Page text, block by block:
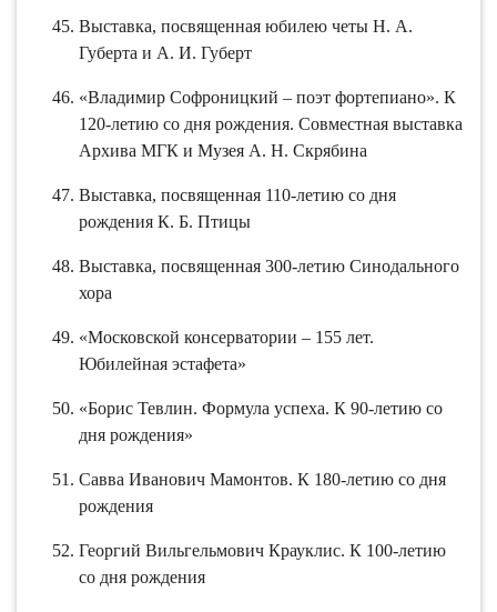
Выставка, посвященная юбилею четы Н. А.
Губерта и А. И. Губерт
«Владимир Софроницкий – поэт фортепиано». К
120-летию со дня рождения. Совместная выставка
Архива МГК и Музея А. Н. Скрябина
Выставка, посвященная 110-летию со дня
рождения К. Б. Птицы
Выставка, посвященная 300-летию Синодального
хора
«Московской консерватории – 155 лет.
Юбилейная эстафета»
«Борис Тевлин. Формула успеха. К 90-летию со
дня рождения»
Савва Иванович Мамонтов. К 180-летию со дня
рождения
Георгий Вильгельмович Крауклис. К 100-летию
со дня рождения